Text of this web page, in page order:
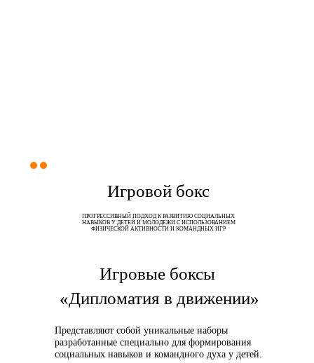
Игровой бокс
ПРОГРЕССИВНЫЙ ПОДХОД К РАЗВИТИЮ СОЦИАЛЬНЫХ
НАВЫКОВ У ДЕТЕЙ И МОЛОДЕЖИ С ИСПОЛЬЗОВАНИЕМ
ФИЗИЧЕСКОЙ АКТИВНОСТИ И КОМАНДНЫХ ИГР
Игровые боксы
«Дипломатия в движении»
Представляют собой уникальные наборы
разработанные специально для формирования
социальных навыков и командного духа у детей.